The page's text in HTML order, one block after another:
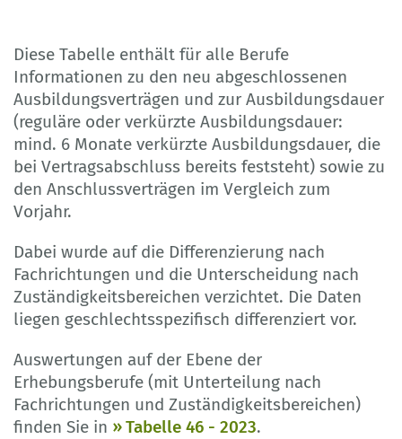
Diese Tabelle enthält für alle Berufe
Informationen zu den neu abgeschlossenen
Ausbildungsverträgen und zur Ausbildungsdauer
(reguläre oder verkürzte Ausbildungsdauer:
mind. 6 Monate verkürzte Ausbildungsdauer, die
bei Vertragsabschluss bereits feststeht) sowie zu
den Anschlussverträgen im Vergleich zum
Vorjahr.
Dabei wurde auf die Differenzierung nach
Fachrichtungen und die Unterscheidung nach
Zuständigkeitsbereichen verzichtet. Die Daten
liegen geschlechtsspezifisch differenziert vor.
Auswertungen auf der Ebene der
Erhebungsberufe (mit Unterteilung nach
Fachrichtungen und Zuständigkeitsbereichen)
finden Sie in
Tabelle 46 - 2023.